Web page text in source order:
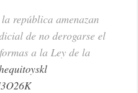
república amenazan
de no derogarse el
a la Ley de la